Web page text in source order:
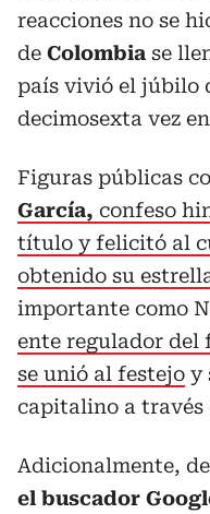
reacciones no se
de Colombia se
país vivió el júbilo
decimosexta vez
Figuras públicas
García, confeso
título y felicitó al
obtenido su
importante como
ente regulador
se unió al festejo y
capitalino a través
Adicionalmente,
el buscador